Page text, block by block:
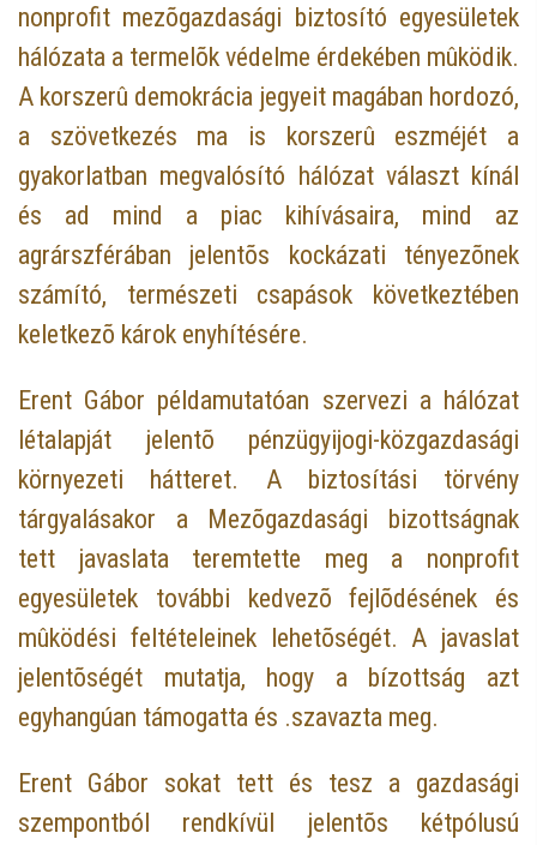
nonprofit mezõgazdasági biztosító egyesületek
hálózata a termelõk védelme érdekében mûködik.
A korszerû demokrácia jegyeit magában hordozó,
a szövetkezés ma is korszerû eszméjét a
gyakorlatban megvalósító hálózat választ kínál
és ad mind a piac kihívásaira, mind az
agrárszférában jelentõs kockázati tényezõnek
számító, természeti csapások következtében
keletkezõ károk enyhítésére.
Erent Gábor példamutatóan szervezi a hálózat
létalapját jelentõ pénzügyijogi-közgazdasági
környezeti hátteret. A biztosítási törvény
tárgyalásakor a Mezõgazdasági bizottságnak
tett javaslata teremtette meg a nonprofit
egyesületek további kedvezõ fejlõdésének és
mûködési feltételeinek lehetõségét. A javaslat
jelentõségét mutatja, hogy a bízottság azt
egyhangúan támogatta és .szavazta meg.
Erent Gábor sokat tett és tesz a gazdasági
szempontból rendkívül jelentõs kétpólusú